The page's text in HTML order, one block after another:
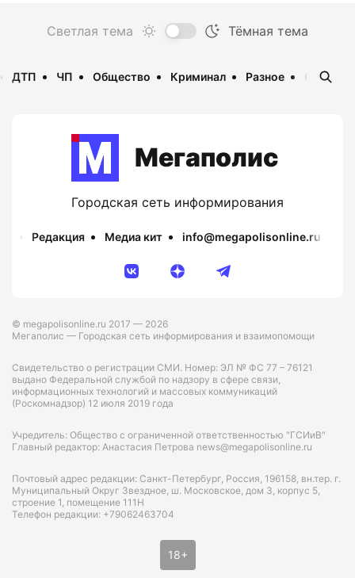
ДТП ЧП Общество Криминал Разное
Мегаполис
Городская сеть информирования
Редакция Медиа кит info@megapolisonline.ru
© megapolisonline.ru 2017 — 2026
Мегаполис — Городская сеть информирования и взаимопомощи
Свидетельство о регистрации СМИ. Номер: ЭЛ № ФС 77 – 76121
выдано Федеральной службой по надзору в сфере связи,
информационных технологий и массовых коммуникаций
(Роскомнадзор) 12 июля 2019 года
Учредитель: Общество с ограниченной ответственностью "ГСИиВ"
Главный редактор: Анастасия Петрова news@megapolisonline.ru
Почтовый адрес редакции: Санкт-Петербург, Россия, 196158, вн.тер. г.
Муниципальный Округ Звездное, ш. Московское, дом 3, корпус 5,
строение 1, помещение 111Н
Телефон редакции: +79062463704
18+